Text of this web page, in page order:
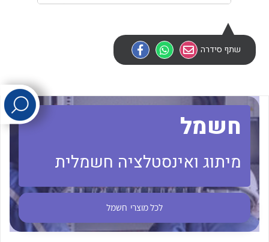
לכל מוצרי היצרן
שתף סידרה
חשמל
מיתוג ואינסטלציה חשמלית
לכל מוצרי חשמל